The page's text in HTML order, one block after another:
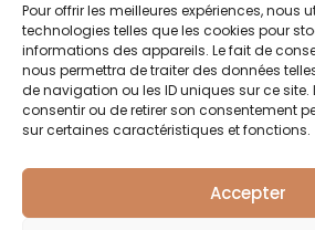
Pour offrir les meilleures expériences, nous
technologies telles que les cookies pour
informations des appareils. Le fait de
nous permettra de traiter des données
de navigation ou les ID uniques sur ce site.
consentir ou de retirer son consentement
sur certaines caractéristiques et fonctions.
Accepter
SUIVEZ-MOI